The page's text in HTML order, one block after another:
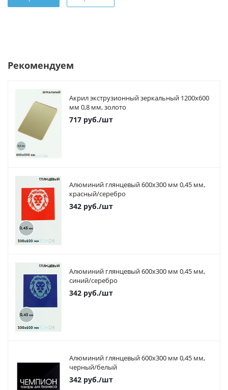
Рекомендуем
Акрил экструзионный зеркальный 1200х600
мм 0,8 мм, золото
717 руб./шт
Алюминий глянцевый 600х300 мм 0,45 мм,
красный/серебро
342 руб./шт
Алюминий глянцевый 600х300 мм 0,45 мм,
синий/серебро
342 руб./шт
Алюминий глянцевый 600х300 мм 0,45 мм,
черный/белый
342 руб./шт